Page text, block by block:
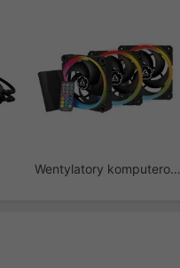
Wentylatory komputerowe